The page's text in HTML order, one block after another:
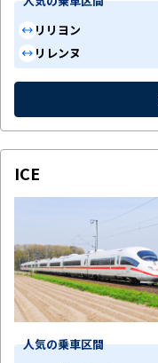
パリ リヨン
パリ レンヌ
ICE
人気の乗車区間